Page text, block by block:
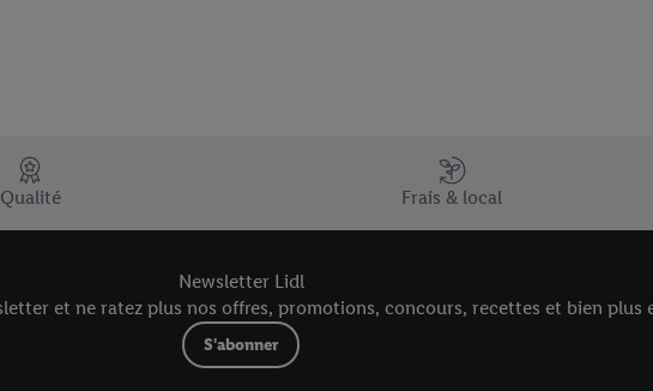
Qualité Frais & local
Newsletter Lidl
et ne ratez plus nos offres, promotions, concours, recettes et bien plus
S'abonner